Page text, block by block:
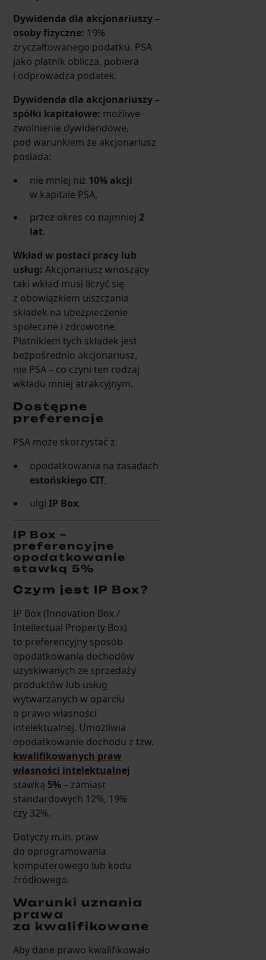
Dywidenda dla akcjonariuszy –
osoby fizyczne: 19%
zryczałtowanego podatku. PSA
jako płatnik oblicza, pobiera
i odprowadza podatek.
Dywidenda dla akcjonariuszy –
spółki kapitałowe: możliwe
zwolnienie dywidendowe,
pod warunkiem że akcjonariusz
posiada:
nie mniej niż 10% akcji
w kapitale PSA,
przez okres co najmniej 2
lat.
Wkład w postaci pracy lub
usług: Akcjonariusz wnoszący
taki wkład musi liczyć się
z obowiązkiem uiszczania
składek na ubezpieczenie
społeczne i zdrowotne.
Płatnikiem tych składek jest
bezpośrednio akcjonariusz,
nie PSA – co czyni ten rodzaj
wkładu mniej atrakcyjnym.
Dostępne
preferencje
PSA może skorzystać z:
opodatkowania na zasadach
estońskiego CIT,
ulgiIP Box.
IP Box –
preferencyjne
opodatkowanie
stawką 5%
Czym jest IP Box?
IP Box (Innovation Box /
Intellectual Property Box)
to preferencyjny sposób
opodatkowania dochodów
uzyskiwanych ze sprzedaży
produktów lub usług
wytwarzanych w oparciu
o prawo własności
intelektualnej. Umożliwia
opodatkowanie dochodu z tzw.
kwalifikowanych praw
własności intelektualnej
stawką 5%– zamiast
standardowych 12%, 19%
czy 32%.
Dotyczy m.in. praw
do oprogramowania
komputerowego lub kodu
źródłowego.
Warunki uznania
prawa
za kwalifikowane
Aby dane prawo kwalifikowało